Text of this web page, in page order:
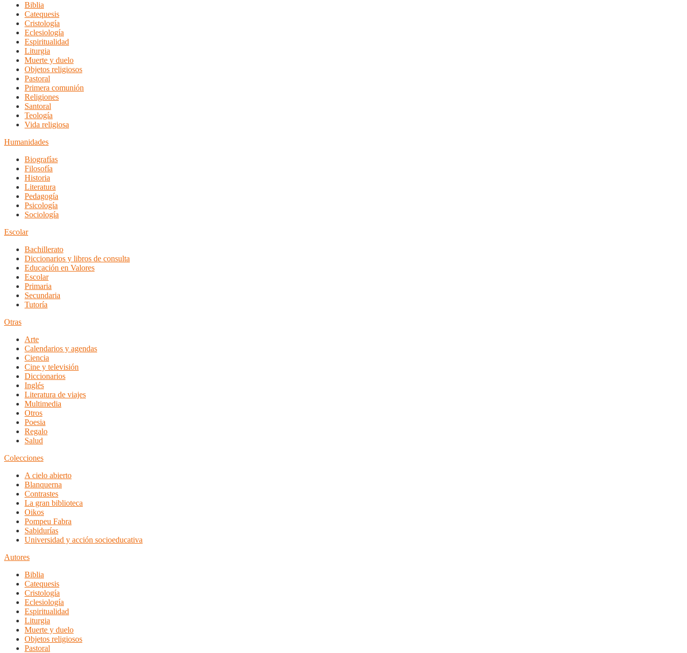
Biblia
Catequesis
Cristología
Eclesiología
Espiritualidad
Liturgia
Muerte y duelo
Objetos religiosos
Pastoral
Primera comunión
Religiones
Santoral
Teología
Vida religiosa
Humanidades
Biografías
Filosofía
Historia
Literatura
Pedagogía
Psicología
Sociología
Escolar
Bachillerato
Diccionarios y libros de consulta
Educación en Valores
Escolar
Primaria
Secundaria
Tutoría
Otras
Arte
Calendarios y agendas
Ciencia
Cine y televisión
Diccionarios
Inglés
Literatura de viajes
Multimedia
Otros
Poesia
Regalo
Salud
Colecciones
A cielo abierto
Blanquerna
Contrastes
La gran biblioteca
Oikos
Pompeu Fabra
Sabidurías
Universidad y acción socioeducativa
Autores
Biblia
Catequesis
Cristología
Eclesiología
Espiritualidad
Liturgia
Muerte y duelo
Objetos religiosos
Pastoral